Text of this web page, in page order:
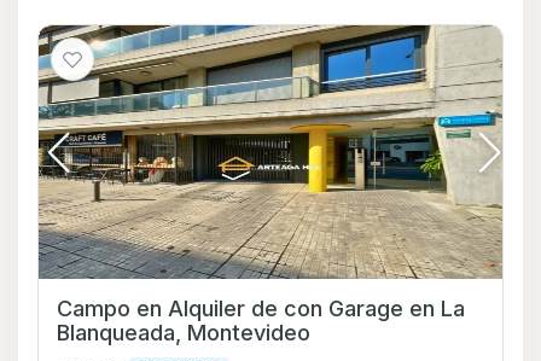
Campo en Alquiler de con Garage en La
Blanqueada, Montevideo